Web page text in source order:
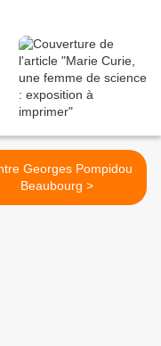
Georges Pompidou
Beaubourg >